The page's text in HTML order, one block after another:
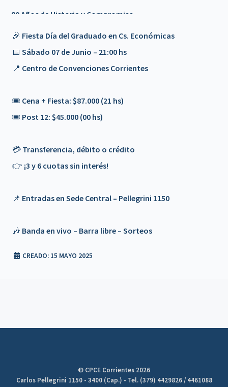
80 Años de Historia y Compromiso
Llamado a Concurso-CENCYA
Invitación
📢 𝗖𝗶𝗰𝗹𝗼 𝗱𝗲 𝗘𝗻𝗰𝘂𝗲𝗻𝘁𝗿𝗼𝘀 𝗰𝗼𝗻 𝗦𝗲𝗰𝗿𝗲𝘁𝗮𝗿𝗶𝗼𝘀
𝗧é𝗰𝗻𝗶𝗰𝗼𝘀
🎉 Fiesta Día del Graduado en Cs. Económicas
📅 Sábado 07 de Junio – 21:00 hs
📍 Centro de Convenciones Corrientes
🎟️ Cena + Fiesta: $87.000 (21 hs)
🎟️ Post 12: $45.000 (00 hs)
💳 Transferencia, débito o crédito
👉 ¡3 y 6 cuotas sin interés!
📌 Entradas en Sede Central – Pellegrini 1150
🎶 Banda en vivo – Barra libre – Sorteos
CREADO: 15 MAYO 2025
© CPCE Corrientes 2026
Carlos Pellegrini 1150 - 3400 (Cap.) - Tel. (379) 4429826 / 4461088